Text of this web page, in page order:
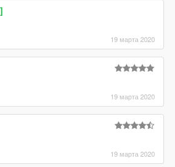
19 марта 2020
19 марта 2020
19 марта 2020